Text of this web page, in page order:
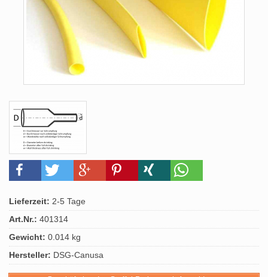
Lieferzeit: 2-5 Tage
Art.Nr.: 401314
Gewicht: 0.014 kg
Hersteller: DSG-Canusa